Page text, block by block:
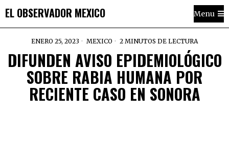
EL OBSERVADOR MEXICO Menu
ENERO 25, 2023 MEXICO 2 MINUTOS DE LECTURA
DIFUNDEN AVISO EPIDEMIOLÓGICO
SOBRE RABIA HUMANA POR
RECIENTE CASO EN SONORA